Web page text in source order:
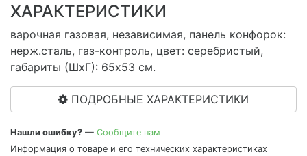
ХАРАКТЕРИСТИКИ
варочная газовая, независимая, панель конфорок:
нерж.сталь, газ-контроль, цвет: серебристый,
габариты (ШхГ): 65x53 см.
ПОДРОБНЫЕ ХАРАКТЕРИСТИКИ
Нашли ошибку? — Сообщите нам
Информация о товаре и его технических характеристиках